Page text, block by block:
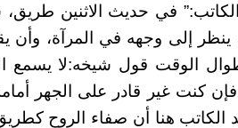
في حديث الاثنين
إلى وجهه في المرآة، وأن
طوال الوقت قول شيخه:لا يسمع
فإن كنت غير قادر على الجهر
هنا أن صفاء الروح كطريق